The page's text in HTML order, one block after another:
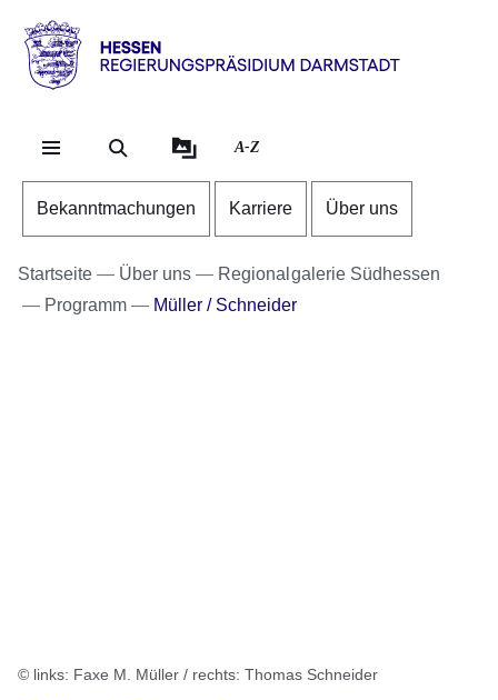
Direkt zum Kopf der
Direkt zum Inhalt
Direkt zum Fuß der
Hessen
RP
Darmstadt
A-Z
Bekanntmachungen Karriere Über uns
Startseite Über uns
Regionalgalerie Südhessen
Programm
Müller / Schneider
© links: Faxe M. Müller / rechts: Thomas Schneider